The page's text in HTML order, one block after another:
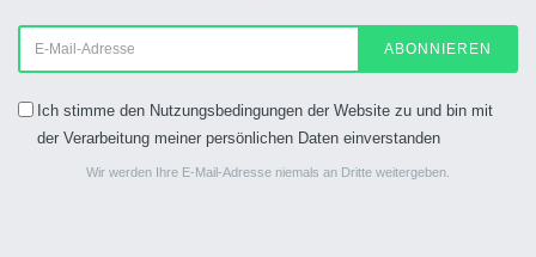
ABONNIEREN
Ich stimme den Nutzungsbedingungen der Website zu und bin mit
der Verarbeitung meiner persönlichen Daten einverstanden
Wir werden Ihre E-Mail-Adresse niemals an Dritte weitergeben.